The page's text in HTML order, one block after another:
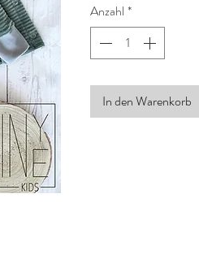
Anzahl *
In den Warenkorb